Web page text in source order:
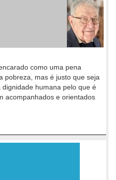
como uma pena
pobreza, mas é justo que seja
humana pelo que é
acompanhados e orientados